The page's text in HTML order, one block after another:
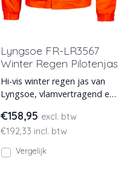
Lyngsoe FR-LR3567
Winter Regen Pilotenjas
Hi-vis winter regen jas van
Lyngsoe, vlamvertragend en
€158,95 excl. btw
€192,33 incl. btw
Vergelijk